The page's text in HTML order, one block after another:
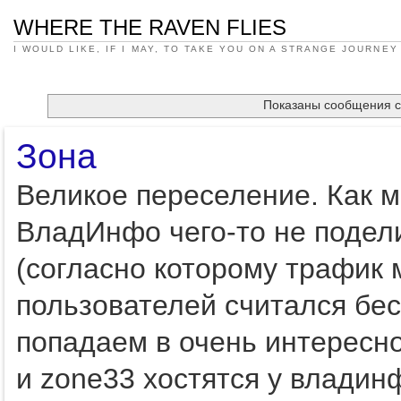
WHERE THE RAVEN FLIES
I WOULD LIKE, IF I MAY, TO TAKE YOU ON A STRANGE JOURNEY
Показаны сообщения
Зона
Великое переселение. Как
ВладИнфо чего-то не
(согласно которому
пользователей считался
попадаем в очень
и zone33 хостятся у